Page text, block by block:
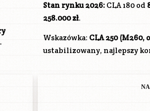
Stan rynku 2026: CLA 180 od
258.000 zł.
Wskazówka: CLA 250 (M260,
ustabilizowany, najlepszy